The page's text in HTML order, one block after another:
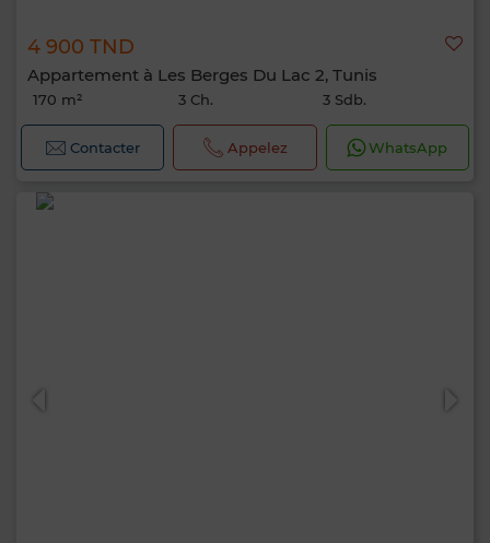
4 900 TND
Appartement à Les Berges Du Lac 2, Tunis
170 m² 3 Ch. 3 Sdb.
Contacter Appelez WhatsApp